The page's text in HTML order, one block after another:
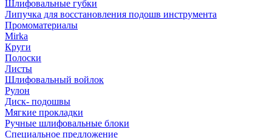
Шлифовальные губки
Липучка для восстановления подошв инструмента
Промоматериалы
Mirka
Круги
Полоски
Листы
Шлифовальный войлок
Рулон
Диск- подошвы
Мягкие прокладки
Ручные шлифовальные блоки
Специальное предложение